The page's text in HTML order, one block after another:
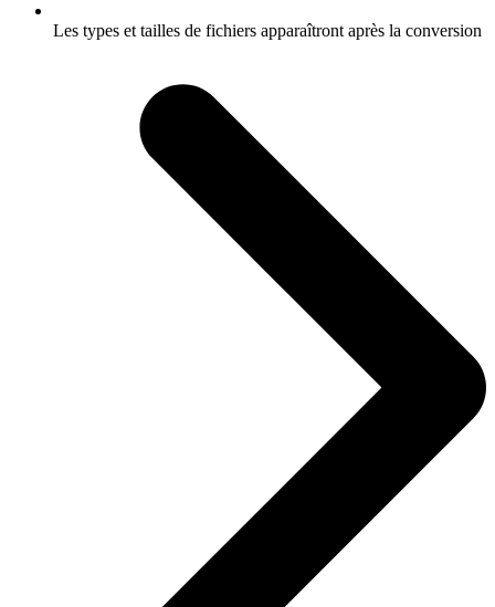
Les types et tailles de fichiers apparaîtront après la conversion